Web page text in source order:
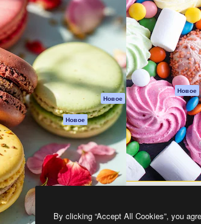
изображений ИИ
Генератор видео
Генератор голоса
на основе ИИ
Стоковый контент
MCP для
Claude/ChatGPT
Новое
Агенты Новое
API
Мобильное
приложение
Все инструменты
Magnific
Служба
поддержки
Условия и
положения
Политика
Оригиналы Новое
Политика файлов
cookie
Центр доверия
Партнеры
Предприятие
By clicking “Accept All Cookies”, you